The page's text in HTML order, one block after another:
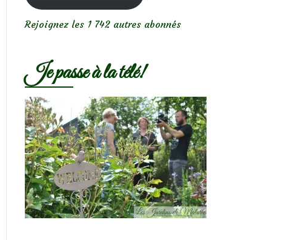
Rejoignez les 1 742 autres abonnés
Je passe à la télé!